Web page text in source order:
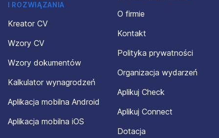
I ROZWIĄZANIA
Kreator CV
Wzory CV
Wzory dokumentów
Kalkulator wynagrodzeń
Aplikacja mobilna Android
Aplikacja mobilna iOS
O firmie
Kontakt
Polityka prywatności
Organizacja wydarzeń
Aplikuj Check
Aplikuj Connect
Dotacja